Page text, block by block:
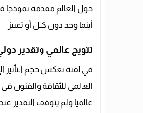
حول العالم مقدمة نموذجا
أينما وجد دون كلل أو تمييز
تتويج عالمي وتقدير
في لفتة تعكس حجم التأثير
العالمي للثقافة والفنون
عالميا ولم يتوقف التقدير